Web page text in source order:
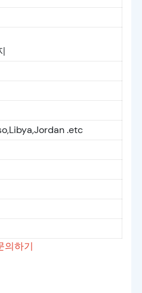
.etc
의하기